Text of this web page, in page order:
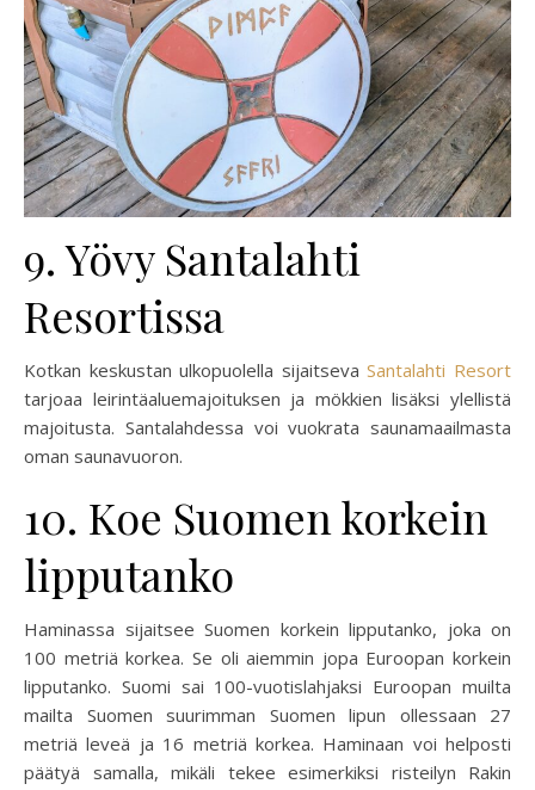
9. Yövy Santalahti
Resortissa
Kotkan keskustan ulkopuolella sijaitsevaSantalahti Resort
tarjoaa leirintäaluemajoituksen ja mökkien lisäksi ylellistä
majoitusta. Santalahdessa voi vuokrata saunamaailmasta
oman saunavuoron.
10. Koe Suomen korkein
lipputanko
Haminassa sijaitsee Suomen korkein lipputanko, joka on
100 metriä korkea. Se oli aiemmin jopa Euroopan korkein
lipputanko. Suomi sai 100-vuotislahjaksi Euroopan muilta
mailta Suomen suurimman Suomen lipun ollessaan 27
metriä leveä ja 16 metriä korkea. Haminaan voi helposti
päätyä samalla, mikäli tekee esimerkiksi risteilyn Rakin